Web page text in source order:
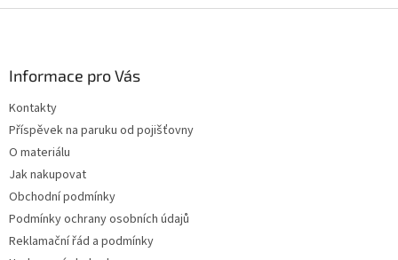
Informace pro Vás
Kontakty
Příspěvek na paruku od pojišťovny
O materiálu
Jak nakupovat
Obchodní podmínky
Podmínky ochrany osobních údajů
Reklamační řád a podmínky